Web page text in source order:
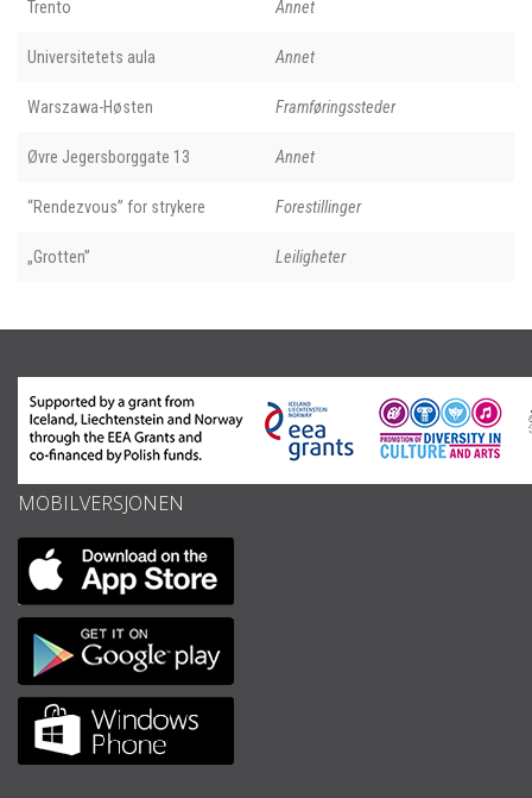
Trento Annet
Universitetets aula Annet
Warszawa-Høsten Framføringssteder
Øvre Jegersborggate 13 Annet
“Rendezvous” for strykere Forestillinger
„Grotten” Leiligheter
MOBILVERSJONEN